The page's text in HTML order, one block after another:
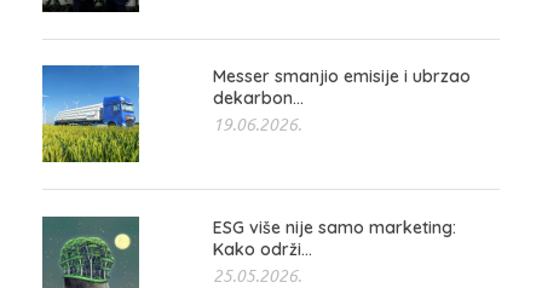
Messer smanjio emisije i ubrzao
dekarbon...
19.06.2026.
ESG više nije samo marketing:
Kako održi...
25.05.2026.